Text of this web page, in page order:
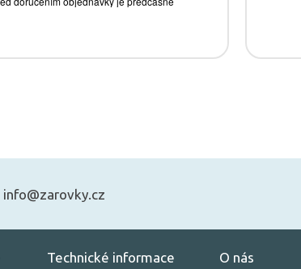
info@zarovky.cz
Technické informace O nás